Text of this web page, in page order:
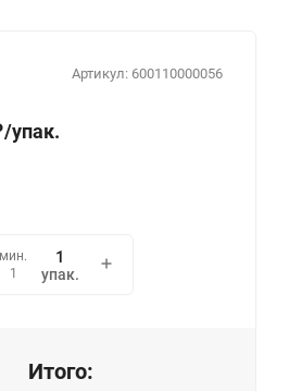
Артикул: 600110000056
/упак.
мин.
1
упак.
Итого: